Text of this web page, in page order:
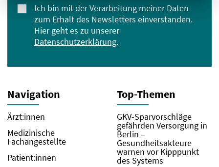
Ich bin mit der Verarbeitung meiner Daten
zum Erhalt des Newsletters einverstanden.
Hier geht es zu unserer
Datenschutzerklärung.
Navigation
Ärzt:innen
Medizinische
Fachangestellte
Patient:innen
Top-Themen
GKV-Sparvorschläge
gefährden Versorgung in
Berlin –
Gesundheitsakteure
warnen vor Kipppunkt
des Systems